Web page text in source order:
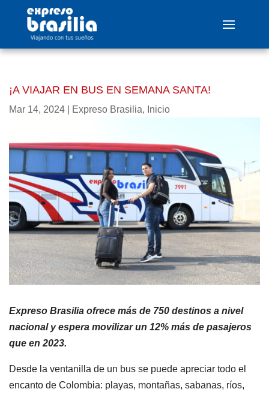
¡A VIAJAR EN BUS EN SEMANA SANTA!
Mar 14, 2024 Expreso Brasilia, Inicio
Expreso Brasilia ofrece más de 750 destinos a nivel
nacional y espera movilizar un 12% más de pasajeros
que en 2023.
Desde la ventanilla de un bus se puede apreciar todo el
encanto de Colombia: playas, montañas, sabanas, ríos,